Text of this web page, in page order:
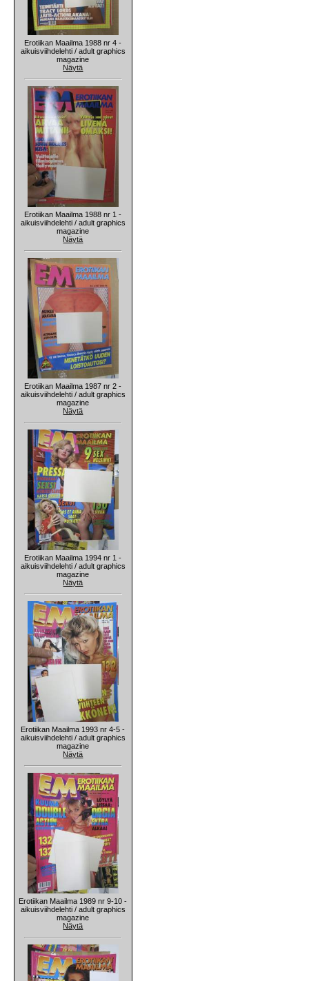
Erotiikan Maailma 1988 nr 4 -
aikuisviihdelehti / adult graphics
magazine
Näytä
Erotiikan Maailma 1988 nr 1 -
aikuisviihdelehti / adult graphics
magazine
Näytä
Erotiikan Maailma 1987 nr 2 -
aikuisviihdelehti / adult graphics
magazine
Näytä
Erotiikan Maailma 1994 nr 1 -
aikuisviihdelehti / adult graphics
magazine
Näytä
Erotiikan Maailma 1993 nr 4-5 -
aikuisviihdelehti / adult graphics
magazine
Näytä
Erotiikan Maailma 1989 nr 9-10 -
aikuisviihdelehti / adult graphics
magazine
Näytä